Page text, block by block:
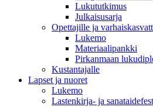
Lukututkimus
Julkaisusarja
Opettajille ja
Lukemo
Materiaalipankki
Pirkanmaan
Kustantajalle
Lapset ja nuoret
Lukemo
Lastenkirja- ja